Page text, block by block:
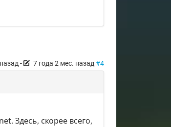
- 7 года 2 мес. назад #4
Здесь, скорее всего,